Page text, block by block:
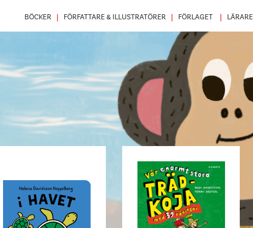
BÖCKER FÖRFATTARE & ILLUSTRATÖRER FÖRLAGET LÄRARE